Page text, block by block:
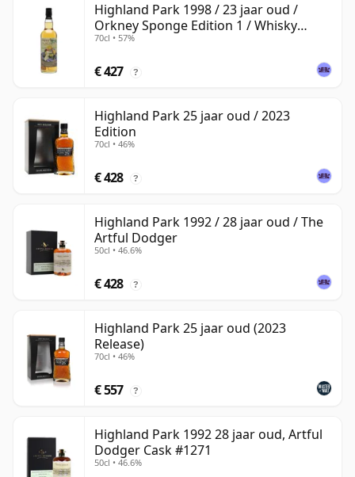
Highland Park 1998 / 23 jaar oud /
Orkney Sponge Edition 1 / Whisky
Sponge
70cl • 57%
€ 427 ?
Highland Park 25 jaar oud / 2023
Edition
70cl • 46%
€ 428 ?
Highland Park 1992 / 28 jaar oud / The
Artful Dodger
50cl • 46.6%
€ 428 ?
Highland Park 25 jaar oud (2023
Release)
70cl • 46%
€ 557 ?
Highland Park 1992 28 jaar oud, Artful
Dodger Cask #1271
50cl • 46.6%